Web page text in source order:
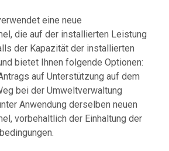
eine neue
die auf der installierten Leistung
der Kapazität der installierten
bietet Ihnen folgende Optionen:
auf Unterstützung auf dem
bei der Umweltverwaltung
Anwendung derselben neuen
vorbehaltlich der Einhaltung der